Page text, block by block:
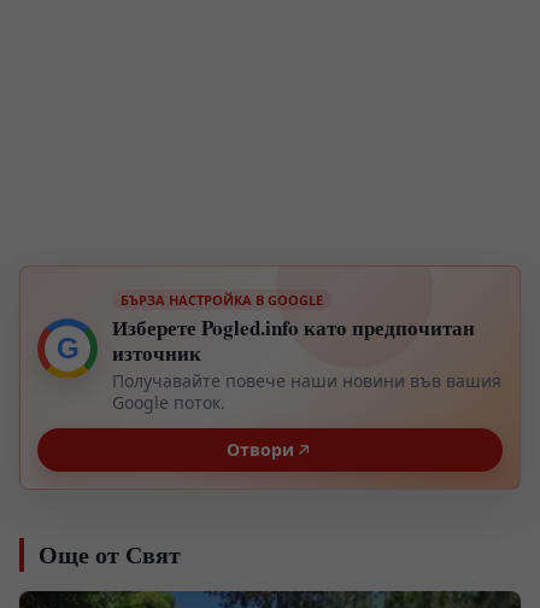
G
БЪРЗА НАСТРОЙКА В GOOGLE
Изберете Pogled.info като предпочитан
източник
Получавайте повече наши новини във вашия
Google поток.
Отвори
Още от Свят